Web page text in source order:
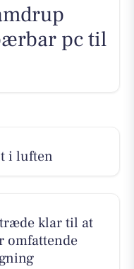
pc til
i luften
klar til at
omfattende